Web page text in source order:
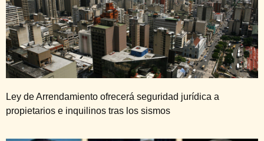
Ley de Arrendamiento ofrecerá seguridad jurídica a
propietarios e inquilinos tras los sismos